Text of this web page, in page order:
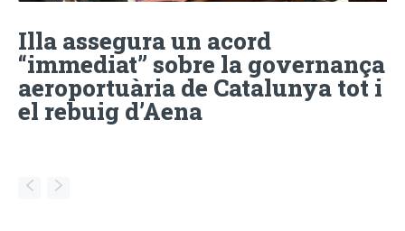
Illa assegura un acord
“immediat” sobre la governança
aeroportuària de Catalunya tot i
el rebuig d’Aena